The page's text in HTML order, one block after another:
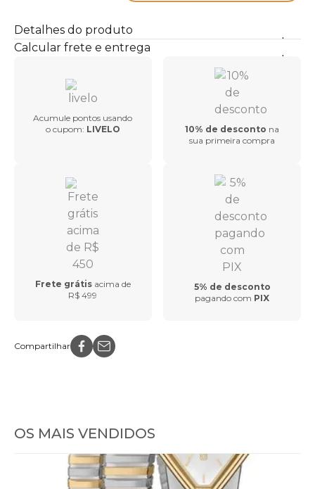
Detalhes do produto
Calcular frete e entrega
Acumule pontos usando
o cupom: LIVELO 10% de desconto na
sua primeira compra
Frete grátis acima de
R$ 499
5% de desconto
pagando com PIX
Compartilhar
OS MAIS VENDIDOS
Relógio Euro Feminino Serpentes
Bicolor